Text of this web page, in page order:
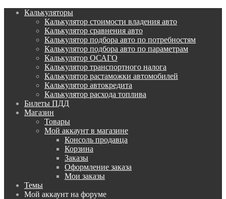
Калькуляторы
Калькулятор стоимости владения авто
Калькулятор сравнения авто
Калькулятор подбора авто по потребностям
Калькулятор подбора авто по параметрам
Калькулятор ОСАГО
Калькулятор транспортного налога
Калькулятор растаможки автомобилей
Калькулятор автокредита
Калькулятор расхода топлива
Билеты ПДД
Магазин
Товары
Мой аккаунт в магазине
Консоль продавца
Корзина
Заказы
Оформление заказа
Мои заказы
Темы
Мой аккаунт на форуме